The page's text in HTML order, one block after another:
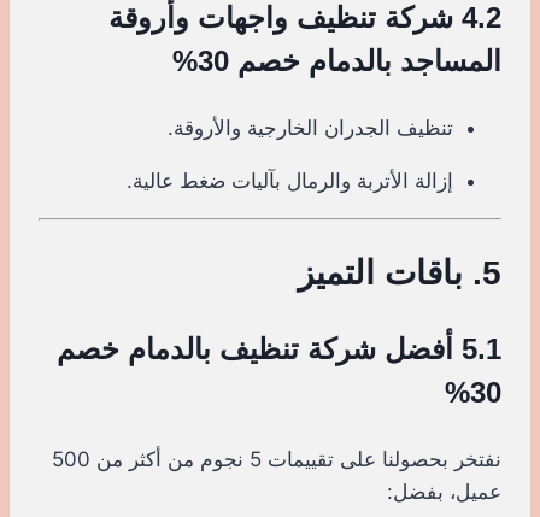
4.2 شركة تنظيف واجهات وأروقة
المساجد بالدمام خصم 30%
تنظيف الجدران الخارجية والأروقة.
إزالة الأتربة والرمال بآليات ضغط عالية.
5. باقات التميز
5.1 أفضل شركة تنظيف بالدمام خصم
30%
نفتخر بحصولنا على تقييمات 5 نجوم من أكثر من 500
عميل، بفضل: